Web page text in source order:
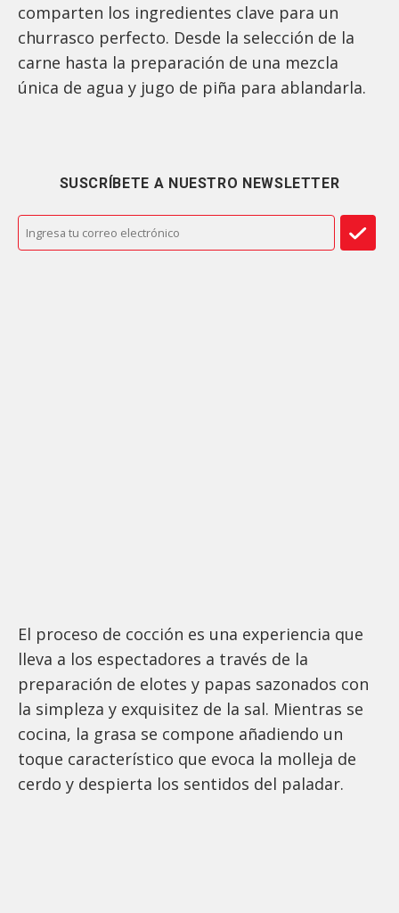
comparten los ingredientes clave para un
churrasco perfecto. Desde la selección de la
carne hasta la preparación de una mezcla
única de agua y jugo de piña para ablandarla.
SUSCRÍBETE A NUESTRO NEWSLETTER
El proceso de cocción es una experiencia que
lleva a los espectadores a través de la
preparación de elotes y papas sazonados con
la simpleza y exquisitez de la sal. Mientras se
cocina, la grasa se compone añadiendo un
toque característico que evoca la molleja de
cerdo y despierta los sentidos del paladar.